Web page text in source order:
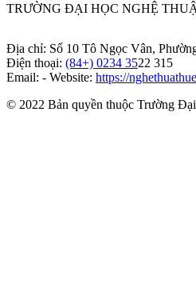
TRƯỜNG ĐẠI HỌC NGHỆ
Địa chỉ: Số 10 Tô Ngọc Vân,
Điện thoại: (84+) 0234 3522 315
Email: - Website: https://
© 2022 Bản quyền thuộc Trường